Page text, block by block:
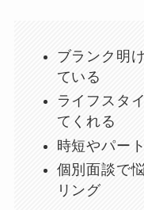
ブランク明
ている
ライフスタ
てくれる
時短やパー
個別面談で
リング